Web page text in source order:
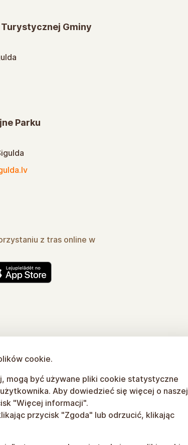
Gminy
Parku
z tras online w
cookie.
mogą być używane pliki cookie statystyczne
Aby dowiedzieć się więcej o naszej
"Więcej informacji".
przycisk "Zgoda" lub odrzucić, klikając